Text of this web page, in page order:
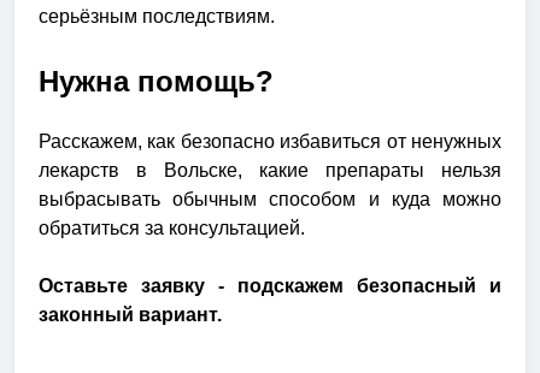
серьёзным последствиям.
Нужна помощь?
Расскажем, как безопасно избавиться от ненужных
лекарств в Вольске, какие препараты нельзя
выбрасывать обычным способом и куда можно
обратиться за консультацией.
Оставьте заявку - подскажем безопасный и
законный вариант.